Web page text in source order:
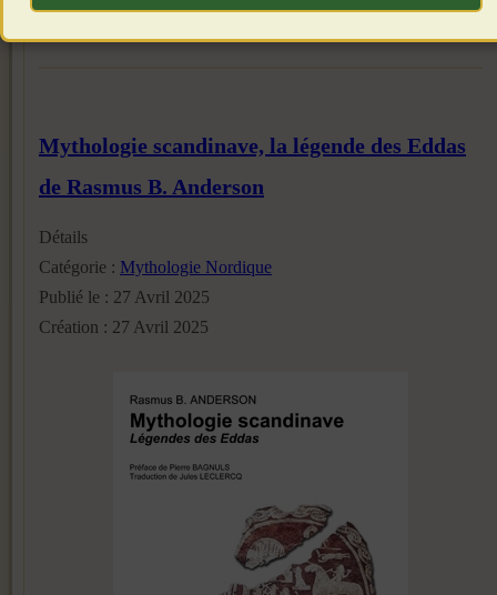
Mythologie scandinave, la légende des Eddas
de Rasmus B. Anderson
Détails
Catégorie : Mythologie Nordique
Publié le : 27 Avril 2025
Création : 27 Avril 2025